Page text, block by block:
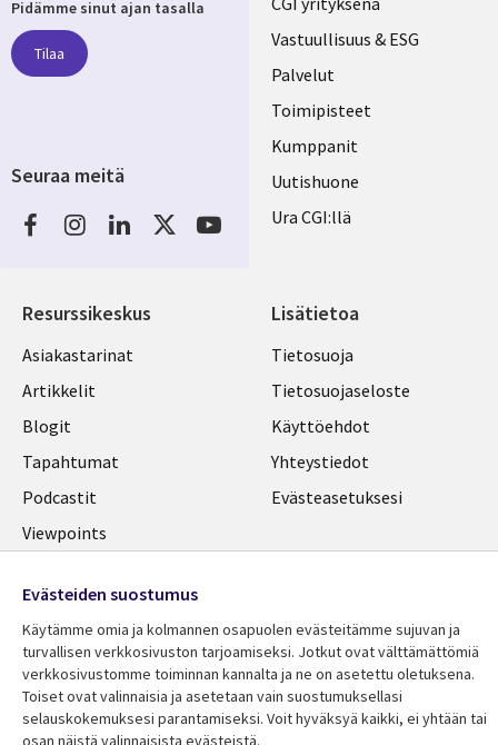
links
FINLAND
Vastuullisuus & ESG
Palvelut
Toimipisteet
Kumppanit
Uutishuone
Ura CGI:llä
Resurssikeskus
Library
Links
FINLAND
Asiakastarinat
Artikkelit
Blogit
Tapahtumat
Podcastit
Viewpoints
Lisätietoa
Legal
FINLAND
Tietosuoja
Tietosuojaseloste
Käyttöehdot
Yhteystiedot
Evästeasetuksesi
Pidämme sinut ajan tasalla
Tilaa
Seuraa meitä
Social
Media
Evästeiden suostumus
Käytämme omia ja kolmannen osapuolen evästeitämme sujuvan ja
turvallisen verkkosivuston tarjoamiseksi. Jotkut ovat välttämättömiä
verkkosivustomme toiminnan kannalta ja ne on asetettu oletuksena.
Toiset ovat valinnaisia ​​ja asetetaan vain suostumuksellasi
selauskokemuksesi parantamiseksi. Voit hyväksyä kaikki, ei yhtään tai
osan näistä valinnaisista evästeistä.